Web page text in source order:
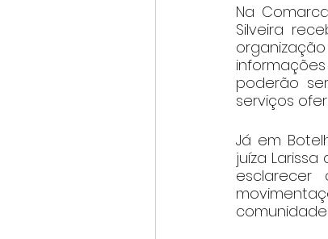
Na
Silveira
poderão
serviços
Já em
juíza
esclarecer